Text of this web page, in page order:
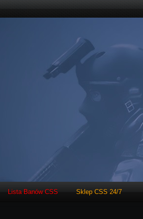
Lista Banów CSS Sklep CSS 24/7